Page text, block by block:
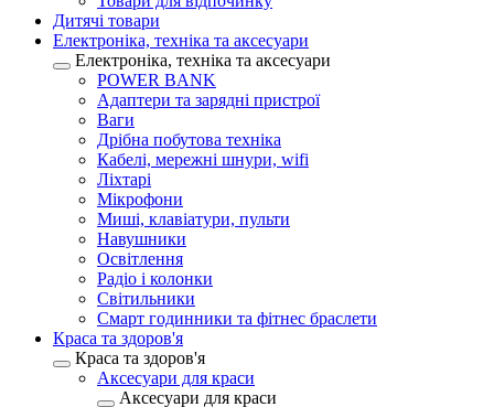
Дитячі товари
Електроніка, техніка та аксесуари
Електроніка, техніка та аксесуари
POWER BANK
Адаптери та зарядні пристрої
Ваги
Дрібна побутова техніка
Кабелі, мережні шнури, wifi
Ліхтарі
Мікрофони
Миші, клавіатури, пульти
Навушники
Освітлення
Радіо і колонки
Світильники
Смарт годинники та фітнес браслети
Краса та здоров'я
Краса та здоров'я
Аксесуари для краси
Аксесуари для краси